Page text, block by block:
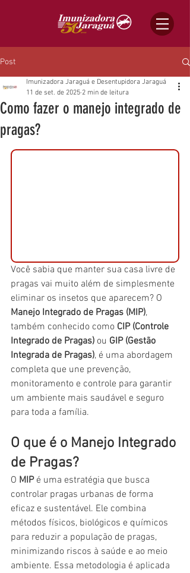
Post
Como fazer o manejo integrado de
pragas?
Imunizadora Jaraguá e Desentupidora Jaraguá
11 de set. de 2025 2 min de leitura
Você sabia que manter sua casa livre de
pragas vai muito além de simplesmente
eliminar os insetos que aparecem? O
Manejo Integrado de Pragas (MIP),
também conhecido como CIP (Controle
Integrado de Pragas) ou GIP (Gestão
Integrada de Pragas), é uma abordagem
completa que une prevenção,
monitoramento e controle para garantir
um ambiente mais saudável e seguro
para toda a família.
O que é o Manejo Integrado
de Pragas?
O MIP é uma estratégia que busca
controlar pragas urbanas de forma
eficaz e sustentável. Ele combina
métodos físicos, biológicos e químicos
para reduzir a população de pragas,
minimizando riscos à saúde e ao meio
ambiente. Essa metodologia é aplicada